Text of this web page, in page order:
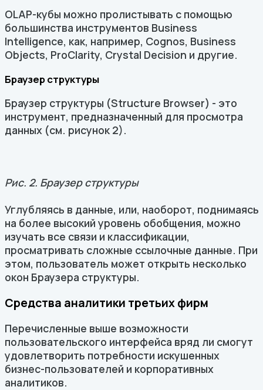
OLAP-кубы можно пролистывать с помощью
большинства инструментов Business
Intelligence, как, например, Cognos, Business
Objects, ProClarity, Crystal Decision и другие.
Браузер структуры
Браузер структуры (Structure Browser) - это
инструмент, предназначенный для просмотра
данных (см. рисунок 2).
Рис. 2. Браузер структуры
Углубляясь в данные, или, наоборот, поднимаясь
на более высокий уровень обобщения, можно
изучать все связи и классификации,
просматривать сложные ссылочные данные. При
этом, пользователь может открыть несколько
окон Браузера структуры.
Средства аналитики третьих фирм
Перечисленные выше возможности
пользовательского интерфейса вряд ли смогут
удовлетворить потребности искушенных
бизнес-пользователей и корпоративных
аналитиков.